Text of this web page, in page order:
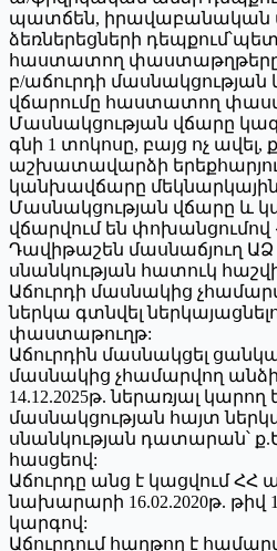
պատճեն, իրավաբանական
ձեռներեցների
հաստատող
բ/աճուրդի
վճարումը հաստատող
Մասնակցության վճարը
գնի 1 տոկոսը, բայց ոչ ավել,
աշխատավարձի
կանխավճարը մեկնարկային
Մասնակցության վճարը և
վճարվում են փոխանցումով
Դավիթաշեն մասնաճյուղ
սնանկության հատուկ
Աճուրդի մասնակից
ներկա գտնվել
փաստաթուղթ:
Աճուրդին մասնակցել
մասնակից չհամարվող անձիք
14.12.2025թ. ներառյալ կարող
մասնակցության հայտ
սնանկության դատարան՝
հասցեով:
Աճուրդը անց է կացվում
նախարարի 16.02.2020թ. թիվ
կարգով:
Աճուրդում հաղթող է